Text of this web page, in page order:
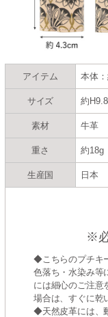
アイテム 本体
サイズ 約
素材 牛革
重さ 約18g
生産国 日本
※
◆こちらのプチキ
色落ち・水染み等
には細心のご注意
場合は、すぐに乾
◆天然皮革には、